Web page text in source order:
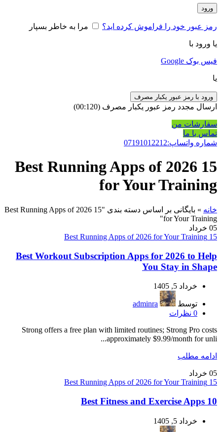
ورود
رمز عبور خود را فراموش کرده اید؟ مرا به خاطر بسپار
یا ورود با
فیس بوک Google
یا
ورود با رمز عبور یکبار مصرف
ارسال مجدد رمز عبور یکبار مصرف (00:
120
)
سفارشات من
تماس با ما
شماره واتساپ:07191012212
15 Best Running Apps of 2026
for Your Training
خانه »
بایگانی بر اساس دسته بندی "15 Best Running Apps of 2026
for Your Training"
05 خرداد
15 Best Running Apps of 2026 for Your Training
Best Workout Subscription Apps for 2026 to Help
You Stay in Shape
خرداد 5, 1405
توسط
adminra
0 نظرات
Strong offers a free plan with limited routines; Strong Pro costs
approximately $9.99/month for unli...
ادامه مطلب
05 خرداد
15 Best Running Apps of 2026 for Your Training
10 Best Fitness and Exercise Apps
خرداد 5, 1405